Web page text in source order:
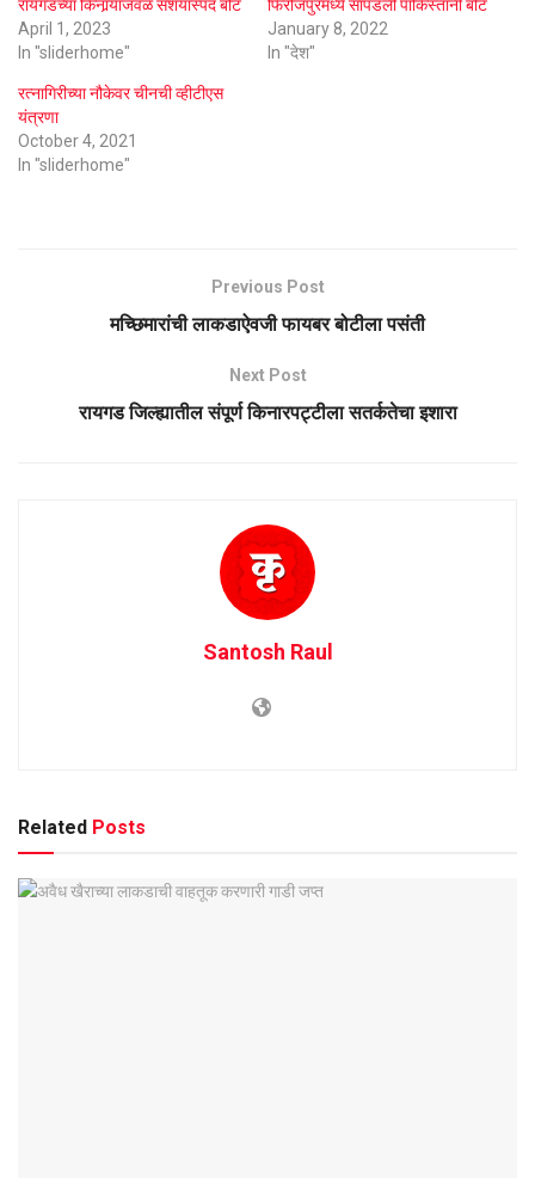
रायगडच्या किनार्‍याजवळ संशयास्पद बोट
April 1, 2023
In "sliderhome"
फिरोजपुरमध्ये सापडली पाकिस्तानी बोट
January 8, 2022
In "देश"
रत्नागिरीच्या नौकेवर चीनची व्हीटीएस
यंत्रणा
October 4, 2021
In "sliderhome"
Previous Post
मच्छिमारांची लाकडाऐवजी फायबर बोटीला पसंती
Next Post
रायगड जिल्ह्यातील संपूर्ण किनारपट्टीला सतर्कतेचा इशारा
Santosh Raul
Related Posts